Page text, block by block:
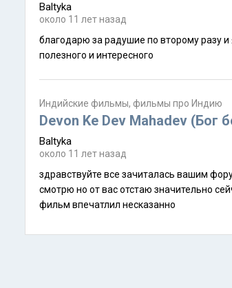
Baltyka
около 11 лет назад
благодарю за радушие по второму разу и я буду смотреть раз выясняется что на дисках то сильно урезали кино елена сайт замечательный столько
полезного и интересного
Индийские фильмы, фильмы про Индию
Devon Ke Dev Mahadev
Baltyka
около 11 лет назад
здравствуйте все зачиталась вашим форумом не смогла пройти мимо желаю участвовать больна индией излечиваться не
смотрю но от вас отстаю значительно сейчас в районе 450 серии махабхарата в планах но раньше смотрела старинный 80х годов многосерийный
фильм впечатлил несказанно